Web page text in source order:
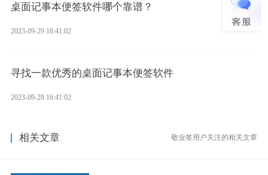
桌面记事本便签软件哪个靠谱？
2023-09-29 16:41:02
寻找一款优秀的桌面记事本便签软件
2023-09-28 16:41:02
相关文章 敬业签用户关注的相关文章